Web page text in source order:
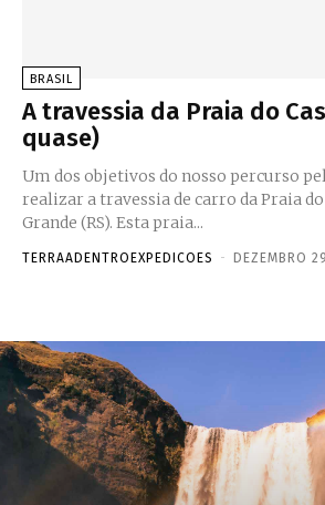
BRASIL
A travessia da Praia do
quase)
Um dos objetivos do nosso percurso
realizar a travessia de carro da Praia
Grande (RS). Esta praia...
TERRAADENTROEXPEDICOES - DEZEMBRO